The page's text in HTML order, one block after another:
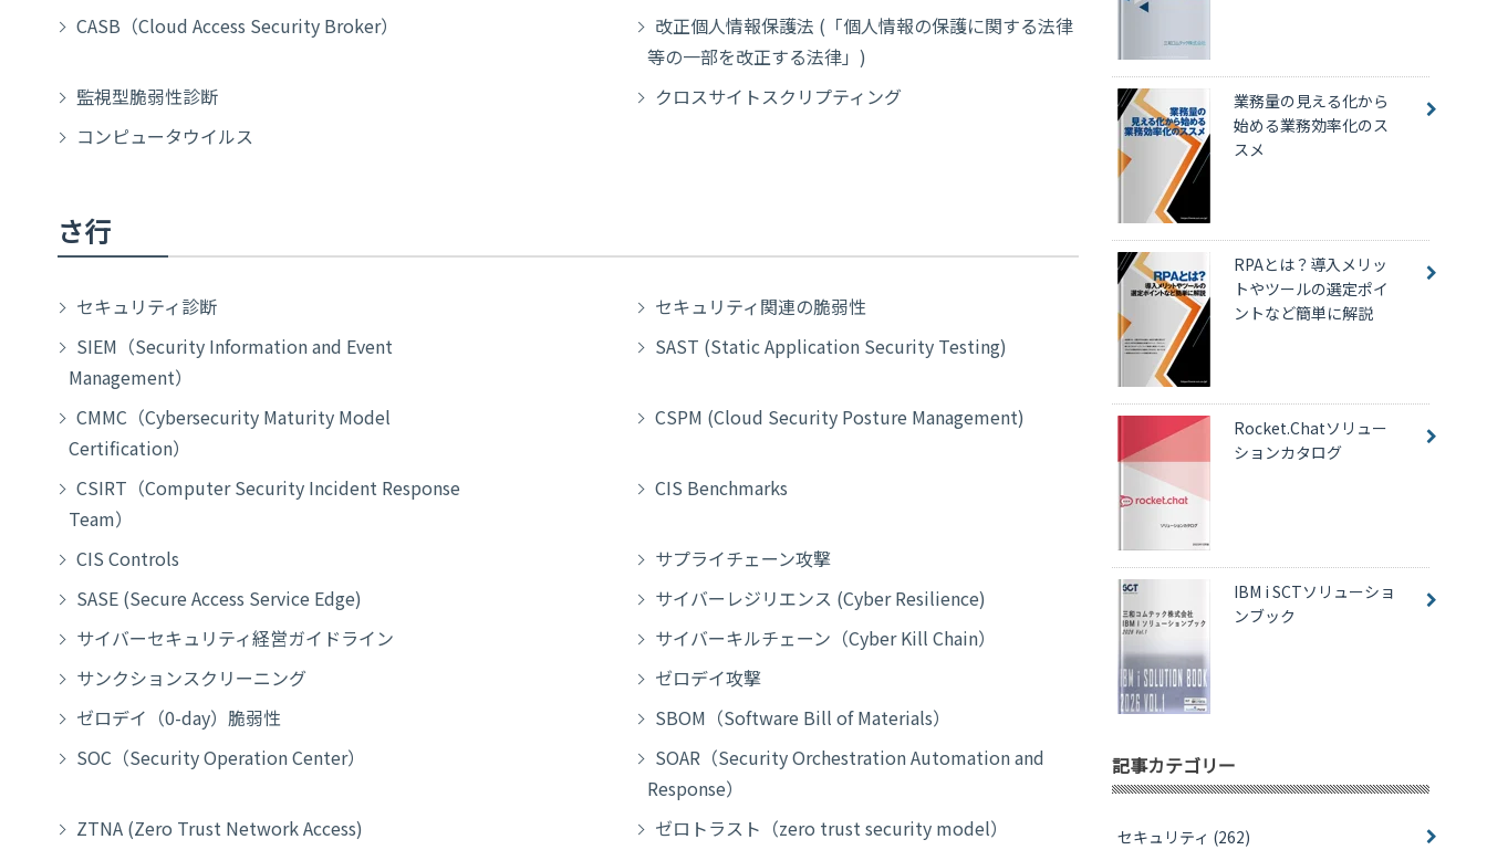
CASB（Cloud Access Security Broker）
改正個人情報保護法 (「個人情報の保護に関する法律
等の一部を改正する法律」)
監視型脆弱性診断
クロスサイトスクリプティング
コンピュータウイルス
さ行
セキュリティ診断
セキュリティ関連の脆弱性
SIEM（Security Information and Event
Management）
SAST (Static Application Security Testing)
CMMC（Cybersecurity Maturity Model
Certification）
CSPM (Cloud Security Posture Management)
CSIRT（Computer Security Incident Response
Team）
CIS Benchmarks
CIS Controls
サプライチェーン攻撃
SASE (Secure Access Service Edge)
サイバーレジリエンス (Cyber Resilience)
サイバーセキュリティ経営ガイドライン
サイバーキルチェーン（Cyber Kill Chain）
サンクションスクリーニング
ゼロデイ攻撃
ゼロデイ（0-day）脆弱性
SBOM（Software Bill of Materials）
SOC（Security Operation Center）
SOAR（Security Orchestration Automation and
Response）
ZTNA (Zero Trust Network Access)
ゼロトラスト（zero trust security model）
業務量の見える化から
始める業務効率化のス
スメ
RPAとは？導入メリッ
トやツールの選定ポイ
ントなど簡単に解説
Rocket.Chatソリュー
ションカタログ
IBM i SCTソリューショ
ンブック
記事カテゴリー
セキュリティ (262)